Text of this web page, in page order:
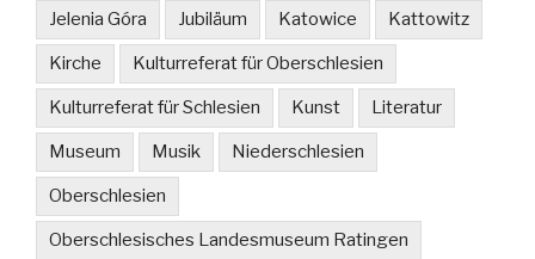
Jelenia Góra Jubiläum Katowice Kattowitz
Kirche Kulturreferat für Oberschlesien
Kulturreferat für Schlesien Kunst Literatur
Museum Musik Niederschlesien
Oberschlesien
Oberschlesisches Landesmuseum Ratingen